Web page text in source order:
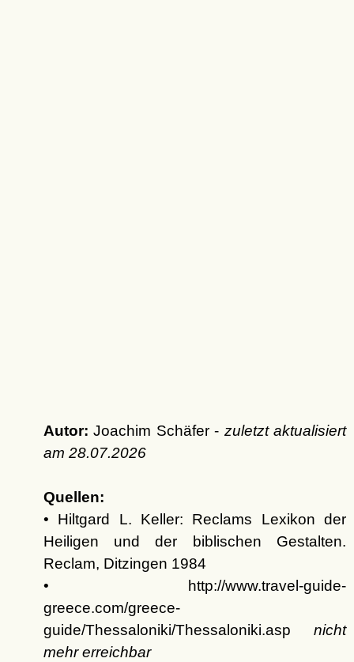
Autor: Joachim Schäfer - zuletzt aktualisiert
am 28.07.2026
Quellen:
• Hiltgard L. Keller: Reclams Lexikon der
Heiligen und der biblischen Gestalten.
Reclam, Ditzingen 1984
• http://www.travel-guide-
greece.com/greece-
guide/Thessaloniki/Thessaloniki.asp nicht
mehr erreichbar